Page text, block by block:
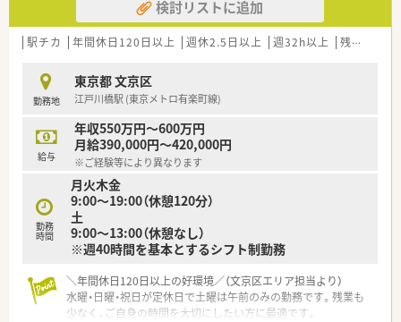
【こんな取り組みをしています】
■薬剤師国保に加入していますが、社会保険と同等の待遇となる
よう差額を手当として支給しています。
やすい環境を会社全体で支援しています。
■患者様第一の方針でノルマは一切なく、安心して医療提供に専
念できる環境を整備しています。
検討リストに追加
駅チカ 年間休日120日以上 週休2.5日以上 週32h以上 残業なし(ほぼなし含む)
勤務地
東京都 文京区
江戸川橋駅 (東京メトロ有楽町線)
給与
年収550万円～600万円
月給390,000円～420,000円
※ご経験等により異なります
勤務
時間
月火木金
9:00〜19:00（休憩120分）
土
9:00〜13:00（休憩なし）
※週40時間を基本とするシフト制勤務
＼年間休日120日以上の好環境／（文京区エリア担当より）
水曜・日曜・祝日が定休日で土曜は午前のみの勤務です。残業も
少なく、ご自身の時間を大切にしたい方に最適です。